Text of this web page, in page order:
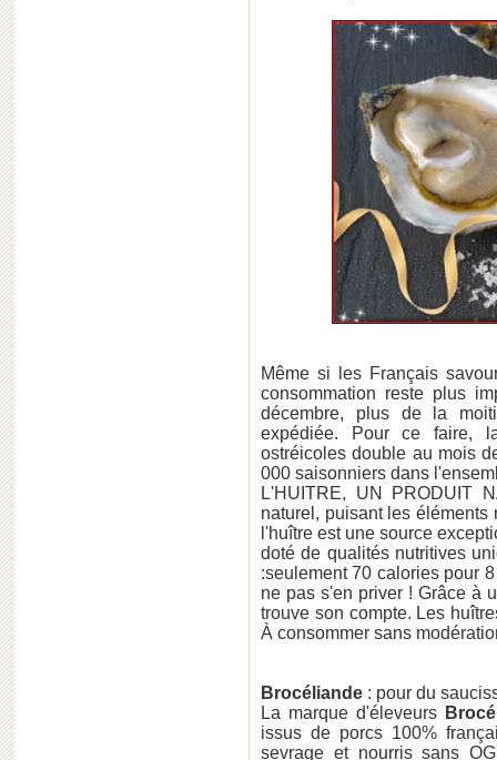
Même si les Français
consommation reste plus
décembre, plus de la
expédiée. Pour ce faire,
ostréicoles double au mois
000 saisonniers dans
L'HUITRE, UN PRODUIT
naturel, puisant les
l'huître est une source
doté de qualités nutritives
:seulement 70 calories pour
ne pas s'en priver ! Grâce à
trouve son compte. Les
À consommer sans
Brocéliande : pour du
La marque d'éleveurs
issus de porcs 100%
sevrage et nourris sans